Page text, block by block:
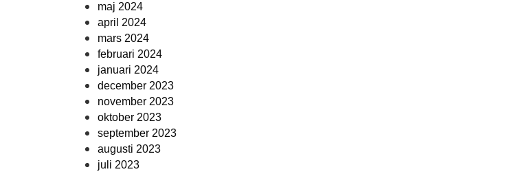
maj 2024
april 2024
mars 2024
februari 2024
januari 2024
december 2023
november 2023
oktober 2023
september 2023
augusti 2023
juli 2023